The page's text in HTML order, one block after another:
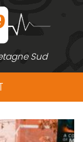
Sud